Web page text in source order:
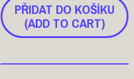
PŘIDAT DO KOŠÍKU
(ADD TO CART)